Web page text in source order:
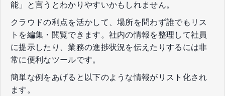
能」と言うとわかりやすいかもしれません。
クラウドの利点を活かして、場所を問わず誰でもリス
トを編集・閲覧できます。社内の情報を整理して社員
に提示したり、業務の進捗状況を伝えたりするには非
常に便利なツールです。
簡単な例をあげると以下のような情報がリスト化され
ます。